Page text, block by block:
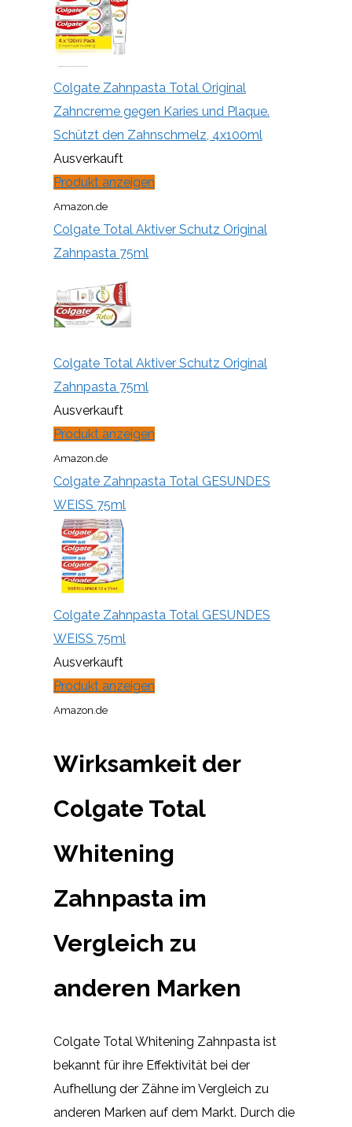
Colgate Zahnpasta Total Original
Zahncreme gegen Karies und Plaque.
Schützt den Zahnschmelz, 4x100ml
Ausverkauft
Produkt anzeigen
Amazon.de
Colgate Total Aktiver Schutz Original
Zahnpasta 75ml
Colgate Total Aktiver Schutz Original
Zahnpasta 75ml
Ausverkauft
Produkt anzeigen
Amazon.de
Colgate Zahnpasta Total GESUNDES
WEISS 75ml
Colgate Zahnpasta Total GESUNDES
WEISS 75ml
Ausverkauft
Produkt anzeigen
Amazon.de
Wirksamkeit der
Colgate Total
Whitening
Zahnpasta im
Vergleich zu
anderen Marken
Colgate Total Whitening Zahnpasta ist
bekannt für ihre Effektivität bei der
Aufhellung der Zähne im Vergleich zu
anderen Marken auf dem Markt. Durch die